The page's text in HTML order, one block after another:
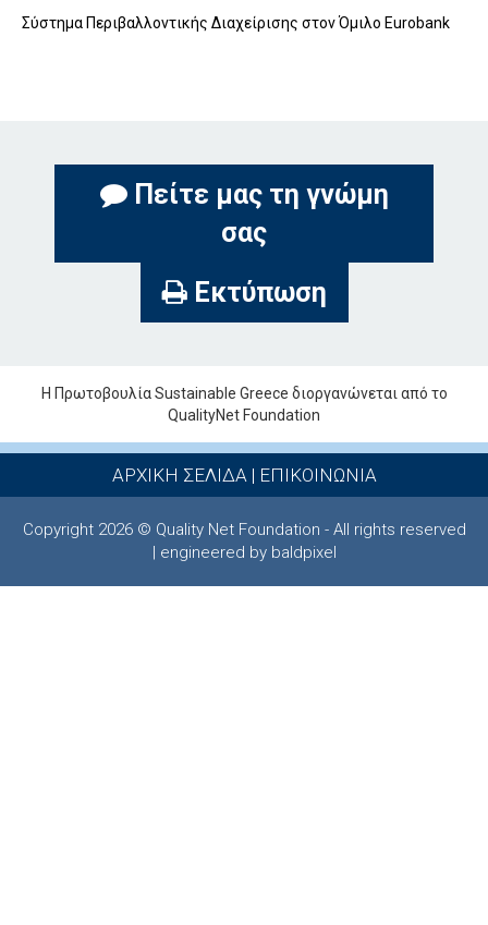
Σύστημα Περιβαλλοντικής Διαχείρισης στον Όμιλο Eurobank
Πείτε μας τη γνώμη
σας
Εκτύπωση
Η Πρωτοβουλία Sustainable Greece διοργανώνεται από το
QualityNet Foundation
ΑΡΧΙΚΗ ΣΕΛΙΔΑ| ΕΠΙΚΟΙΝΩΝΙΑ
Copyright 2026 © Quality Net Foundation - All rights reserved
| engineered by baldpixel